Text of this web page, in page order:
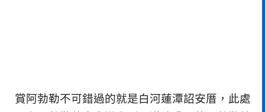
賞阿勃勒不可錯過的就是白河蓮潭詔安厝，此處